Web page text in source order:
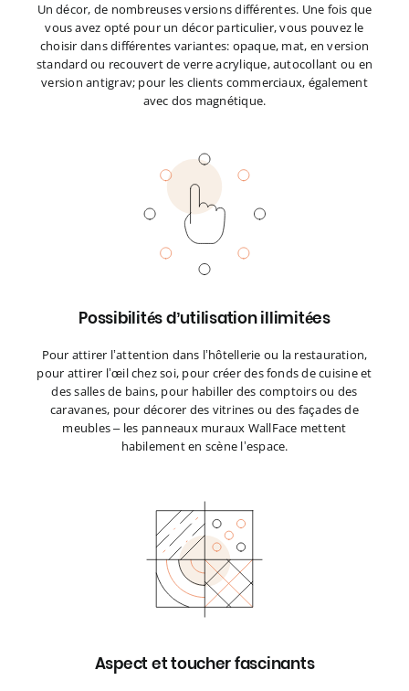
Un décor, de nombreuses versions différentes. Une fois que
vous avez opté pour un décor particulier, vous pouvez le
choisir dans différentes variantes: opaque, mat, en version
standard ou recouvert de verre acrylique, autocollant ou en
version antigrav; pour les clients commerciaux, également
avec dos magnétique.
Possibilités d’utilisation illimitées
Pour attirer l’attention dans l’hôtellerie ou la restauration,
pour attirer l’œil chez soi, pour créer des fonds de cuisine et
des salles de bains, pour habiller des comptoirs ou des
caravanes, pour décorer des vitrines ou des façades de
meubles – les panneaux muraux WallFace mettent
habilement en scène l’espace.
Aspect et toucher fascinants